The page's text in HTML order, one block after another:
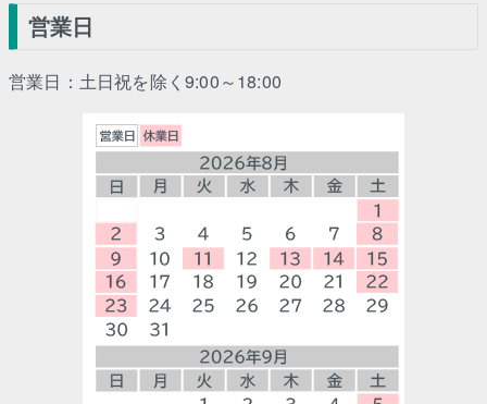
営業日
営業日：土日祝を除く9:00～18:00